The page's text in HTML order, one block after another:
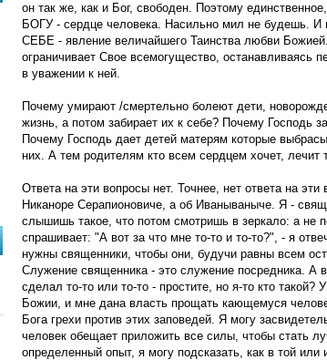
он так же, как и Бог, свободен. Поэтому
БОГУ - сердце человека. Насильно мил не будешь.
СЕБЕ - явление величайшего Таинства любви
ограничивает Свое всемогущество, останавливаясь
в уважении к ней.
Почему умирают /смертельно болеют дети,
жизнь, а потом забирает их к себе? Почему Господь
Почему Господь дает детей матерям которые
них. А тем родителям кто всем сердцем хочет, лечит
Ответа на эти вопросы нет. Точнее, нет ответа на
Никаноре Серапионовиче, а об Иванываныче. Я -
слышишь такое, что потом смотришь в зеркало: а не
спрашивает: "А вот за что мне то-то и то-то?", - я
нужны священники, чтобы они, будучи равны всем
Служение священника - это служение посредника. А
сделал то-то или то-то - простите, но я-то кто
Божии, и мне дана власть прощать кающемуся
Бога грехи против этих заповедей. Я могу
человек обещает приложить все силы, чтобы стать
определенный опыт, я могу подсказать, как в той